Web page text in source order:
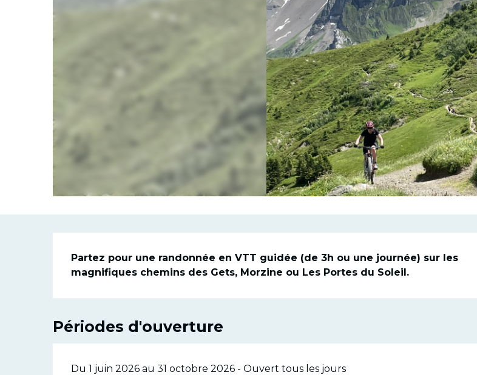
Description
Partez pour une randonnée en VTT guidée (de 3h ou une journée) sur les
magnifiques chemins des Gets, Morzine ou Les Portes du Soleil.
Périodes d'ouverture
Du 1 juin 2026 au 31 octobre 2026 - Ouvert tous les jours